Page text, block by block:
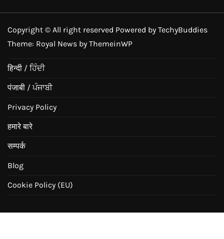
Copyright © All right reserved Powered by TechyBuddies
Theme: Royal News by ThemeinWP
हिन्दी / ਹਿੰਦੀ
पंजाबी / ਪੰਜਾਬੀ
Privacy Policy
हमारे बारे
सम्पर्क
Blog
Cookie Policy (EU)